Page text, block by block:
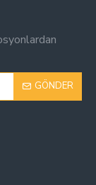
GÖNDER